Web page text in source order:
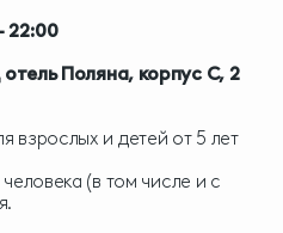
22:00
отель Поляна, корпус С, 2
взрослых и детей от 5 лет
(в том числе и с